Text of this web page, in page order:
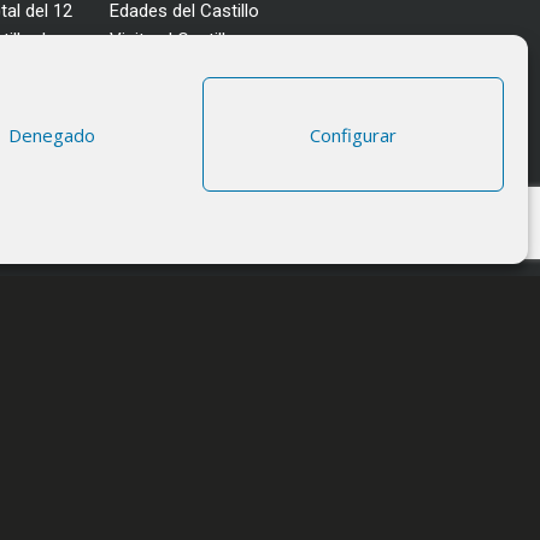
Denegado Configurar
del 12
de
Edades del Castillo
Visita al Castillo